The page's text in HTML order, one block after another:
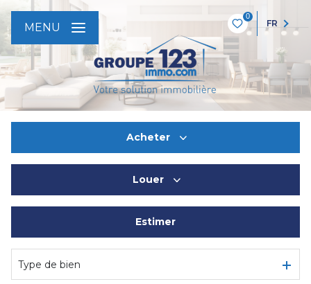
0
FR
MENU
Acheter
Louer
De l'immo pro
Estimer
Type de bien